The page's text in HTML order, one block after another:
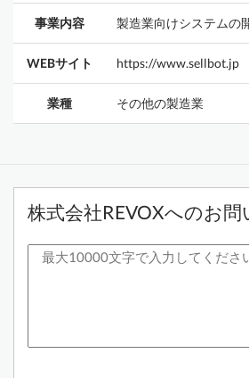
事業内容 製造業向けシステムの
WEBサイト https://www.sellbot.jp
業種 その他の製造業
株式会社REVOXへのお問